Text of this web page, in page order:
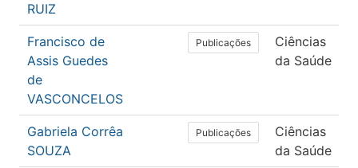
RUIZ
Francisco de
Assis Guedes
de
VASCONCELOS
Publicações
Ciências
da Saúde
Gabriela Corrêa
SOUZA
Publicações
Ciências
da Saúde